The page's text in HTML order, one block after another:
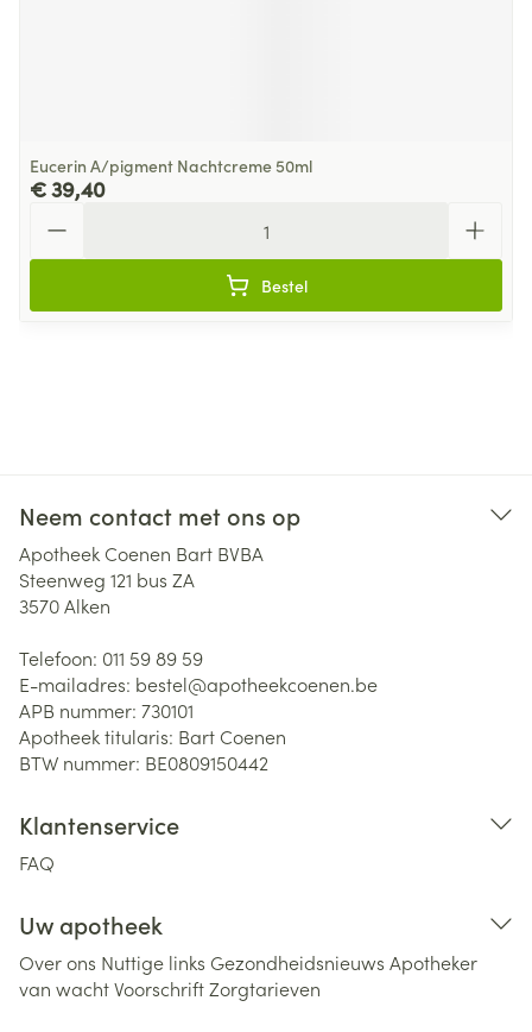
Eucerin A/pigment Nachtcreme 50ml
€ 39,40
Bestel
Neem contact met ons op
Apotheek Coenen Bart BVBA
Steenweg 121 bus ZA
3570Alken
Telefoon: 011 59 89 59
E-mailadres: bestel@apotheekcoenen.be
APB nummer: 730101
Apotheek titularis: Bart Coenen
BTW nummer: BE0809150442
Klantenservice
FAQ
Uw apotheek
Over ons Nuttige links Gezondheidsnieuws Apotheker
van wachtVoorschriftZorgtarieven